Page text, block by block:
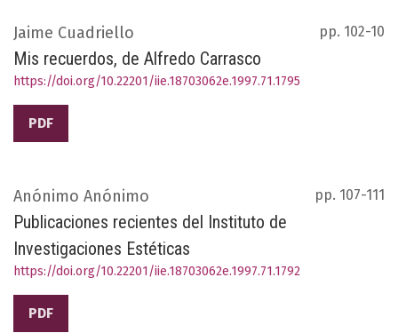
Jaime Cuadriello pp. 102-10
Mis recuerdos, de Alfredo Carrasco
https://doi.org/10.22201/iie.18703062e.1997.71.1795
PDF
Anónimo Anónimo pp. 107-111
Publicaciones recientes del Instituto de
Investigaciones Estéticas
https://doi.org/10.22201/iie.18703062e.1997.71.1792
PDF